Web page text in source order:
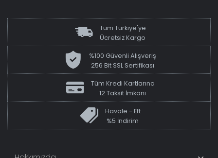
Tüm Türkiye'ye
Ücretsiz Kargo
%100 Güvenli Alışveriş
256 Bit SSL Sertifikası
Tüm Kredi Kartlarına
12 Taksit İmkanı
Havale - Eft
%5 İndirim